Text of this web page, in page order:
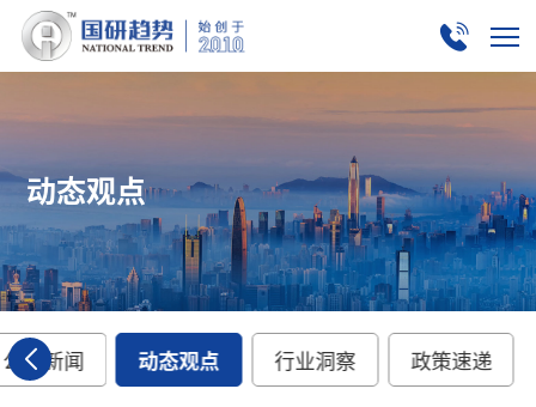
动态观点
公司新闻 动态观点 行业洞察 政策速递